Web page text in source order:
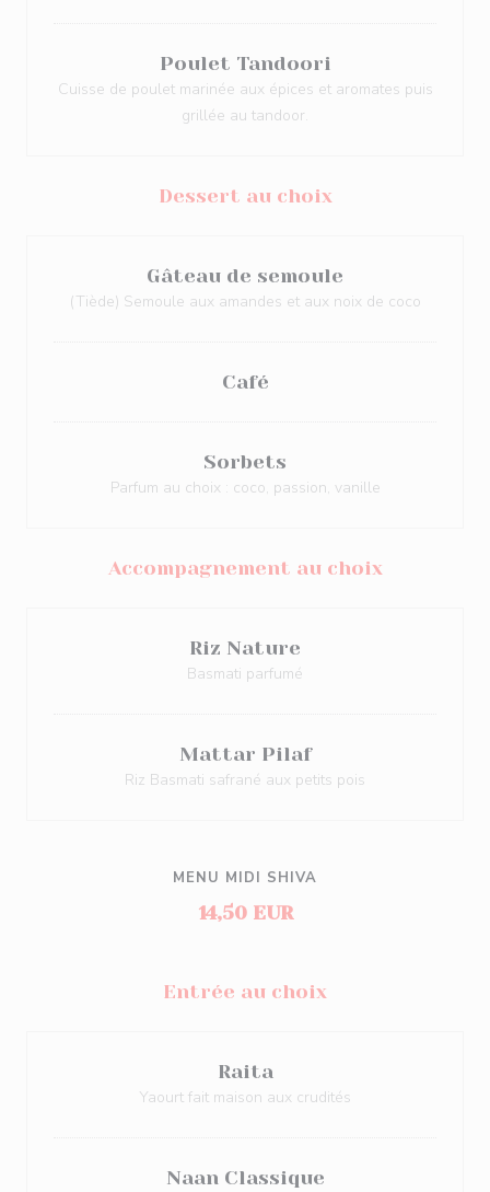
Poulet Tandoori
Cuisse de poulet marinée aux épices et aromates puis
grillée au tandoor.
Dessert au choix
Gâteau de semoule
(Tiède) Semoule aux amandes et aux noix de coco
Café
Sorbets
Parfum au choix : coco, passion, vanille
Accompagnement au choix
Riz Nature
Basmati parfumé
Mattar Pilaf
Riz Basmati safrané aux petits pois
MENU MIDI SHIVA
14,50 EUR
Entrée au choix
Raita
Yaourt fait maison aux crudités
Naan Classique